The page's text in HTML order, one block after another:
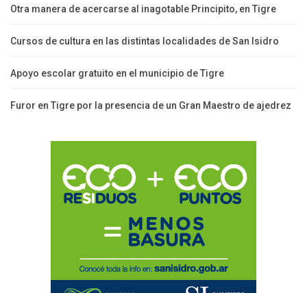
Otra manera de acercarse al inagotable Principito, en Tigre
Cursos de cultura en las distintas localidades de San Isidro
Apoyo escolar gratuito en el municipio de Tigre
Furor en Tigre por la presencia de un Gran Maestro de ajedrez